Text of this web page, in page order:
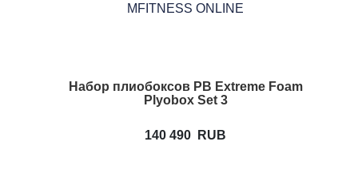
Набор плиобоксов PB Extreme Foam
Plyobox Set 3
140 490 RUB